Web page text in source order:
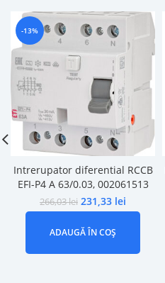
-13%
Intrerupator diferential RCCB
EFI-P4 A 63/0.03, 002061513
266,03lei 231,33 lei
ADAUGĂ ÎN COȘ